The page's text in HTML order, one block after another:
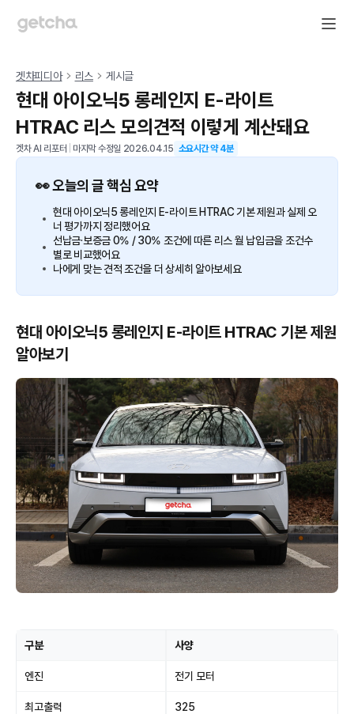
겟차피디아 리스 게시글
현대 아이오닉5 롱레인지 E-라이트
HTRAC 리스 모의견적 이렇게 계산돼요
겟차 AI 리포터 마지막 수정일 2026.04.15 소요시간 약4분
👀 오늘의 글 핵심 요약
현대 아이오닉5 롱레인지 E-라이트 HTRAC 기본 제원과 실제 오
너 평가까지 정리했어요
선납금·보증금 0% / 30% 조건에 따른 리스 월 납입금을 조건수
별로 비교했어요
나에게 맞는 견적 조건을 더 상세히 알아보세요
현대 아이오닉5 롱레인지 E-라이트 HTRAC 기본 제원
알아보기
구분 사양
엔진 전기 모터
최고출력 325